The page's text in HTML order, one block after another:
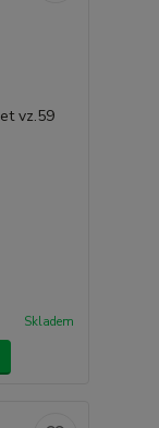
Skladem